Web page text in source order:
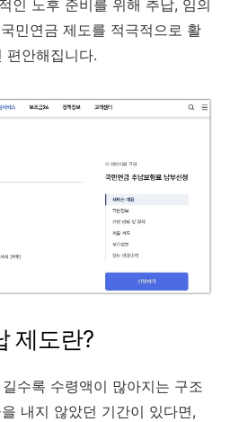
인 노후 준비를 위해 추납, 임의
민연금 제도를 적극적으로 활
편안해집니다.
제도란?
수록 수령액이 많아지는 구조
내지 않았던 기간이 있다면,